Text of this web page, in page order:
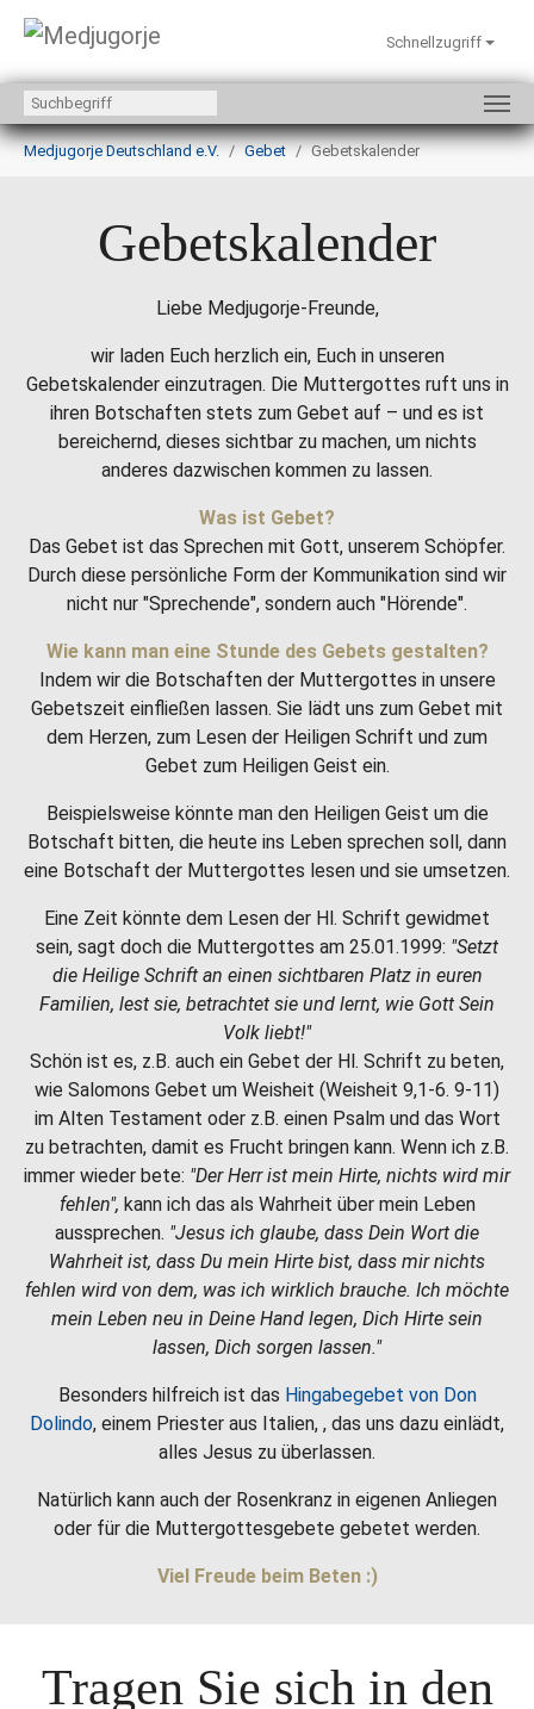
Zum Hauptinhalt springen
Schnellzugriff
Sie sind hier:
Medjugorje Deutschland e.V.
Gebet Gebetskalender
Gebetskalender
Liebe Medjugorje-Freunde,
wir laden Euch herzlich ein, Euch in unseren
Gebetskalender einzutragen. Die Muttergottes ruft uns in
ihren Botschaften stets zum Gebet auf – und es ist
bereichernd, dieses sichtbar zu machen, um nichts
anderes dazwischen kommen zu lassen.
Was ist Gebet?
Das Gebet ist das Sprechen mit Gott, unserem Schöpfer.
Durch diese persönliche Form der Kommunikation sind wir
nicht nur "Sprechende", sondern auch "Hörende".
Wie kann man eine Stunde des Gebets gestalten?
Indem wir die Botschaften der Muttergottes in unsere
Gebetszeit einfließen lassen. Sie lädt uns zum Gebet mit
dem Herzen, zum Lesen der Heiligen Schrift und zum
Gebet zum Heiligen Geist ein.
Beispielsweise könnte man den Heiligen Geist um die
Botschaft bitten, die heute ins Leben sprechen soll, dann
eine Botschaft der Muttergottes lesen und sie umsetzen.
Eine Zeit könnte dem Lesen der Hl. Schrift gewidmet
sein, sagt doch die Muttergottes am 25.01.1999: "Setzt
die Heilige Schrift an einen sichtbaren Platz in euren
Familien, lest sie, betrachtet sie und lernt, wie Gott Sein
Volk liebt!"
Schön ist es, z.B. auch ein Gebet der Hl. Schrift zu beten,
wie Salomons Gebet um Weisheit (Weisheit 9,1-6. 9-11)
im Alten Testament oder z.B. einen Psalm und das Wort
zu betrachten, damit es Frucht bringen kann. Wenn ich z.B.
immer wieder bete: "Der Herr ist mein Hirte, nichts wird mir
fehlen", kann ich das als Wahrheit über mein Leben
aussprechen. "Jesus ich glaube, dass Dein Wort die
Wahrheit ist, dass Du mein Hirte bist, dass mir nichts
fehlen wird von dem, was ich wirklich brauche. Ich möchte
mein Leben neu in Deine Hand legen, Dich Hirte sein
lassen, Dich sorgen lassen."
Besonders hilfreich ist das Hingabegebet von Don
Dolindo, einem Priester aus Italien, , das uns dazu einlädt,
alles Jesus zu überlassen.
Natürlich kann auch der Rosenkranz in eigenen Anliegen
oder für die Muttergottesgebete gebetet werden.
Viel Freude beim Beten :)
Tragen Sie sich in den